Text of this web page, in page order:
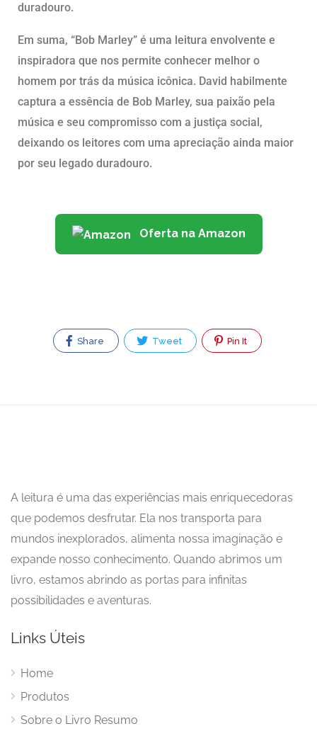
duradouro.
Em suma, “Bob Marley” é uma leitura envolvente e
inspiradora que nos permite conhecer melhor o
homem por trás da música icônica. David habilmente
captura a essência de Bob Marley, sua paixão pela
música e seu compromisso com a justiça social,
deixando os leitores com uma apreciação ainda maior
por seu legado duradouro.
Oferta na Amazon
Share Tweet Pin It
A leitura é uma das experiências mais enriquecedoras
que podemos desfrutar. Ela nos transporta para
mundos inexplorados, alimenta nossa imaginação e
expande nosso conhecimento. Quando abrimos um
livro, estamos abrindo as portas para infinitas
possibilidades e aventuras.
Links Úteis
Home
Produtos
Sobre o Livro Resumo